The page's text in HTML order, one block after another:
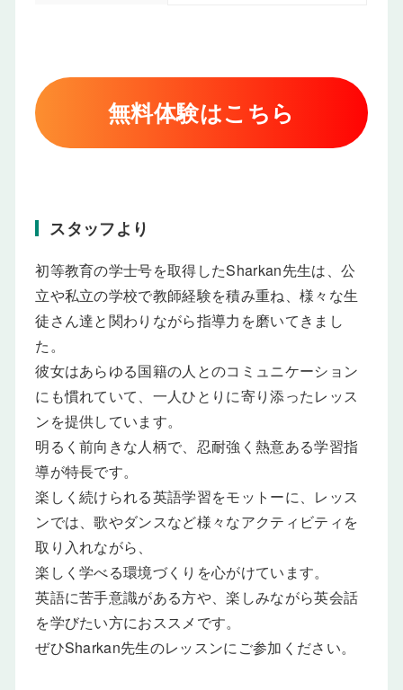
無料体験はこちら
スタッフより
初等教育の学士号を取得したSharkan先生は、公
立や私立の学校で教師経験を積み重ね、様々な生
徒さん達と関わりながら指導力を磨いてきまし
た。
彼女はあらゆる国籍の人とのコミュニケーション
にも慣れていて、一人ひとりに寄り添ったレッス
ンを提供しています。
明るく前向きな人柄で、忍耐強く熱意ある学習指
導が特長です。
楽しく続けられる英語学習をモットーに、レッス
ンでは、歌やダンスなど様々なアクティビティを
取り入れながら、
楽しく学べる環境づくりを心がけています。
英語に苦手意識がある方や、楽しみながら英会話
を学びたい方におススメです。
ぜひSharkan先生のレッスンにご参加ください。